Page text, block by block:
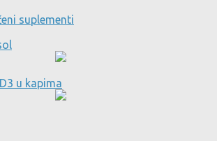
suplementi
u kapima